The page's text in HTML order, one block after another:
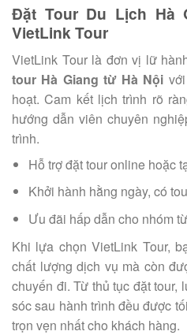
Đặt Tour Du Lịch Hà
VietLink Tour
VietLink Tour là đơn vị lữ
tour Hà Giang từ Hà Nội
hoạt. Cam kết lịch trình rõ
hướng dẫn viên chuyên
trình.
Hỗ trợ đặt tour online hoặc
Khởi hành hằng ngày, có
Ưu đãi hấp dẫn cho nhóm
Khi lựa chọn VietLink Tour,
chất lượng dịch vụ mà còn
chuyến đi. Từ thủ tục đặt tour,
sóc sau hành trình đều được
trọn vẹn nhất cho khách hàng.